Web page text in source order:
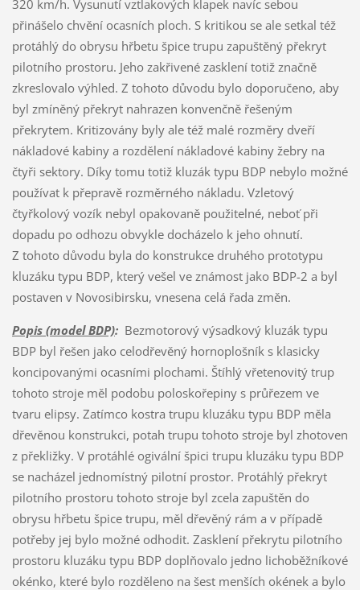
320 km/h. Vysunutí vztlakových klapek navíc sebou
přinášelo chvění ocasních ploch. S kritikou se ale setkal též
protáhlý do obrysu hřbetu špice trupu zapuštěný překryt
pilotního prostoru. Jeho zakřivené zasklení totiž značně
zkreslovalo výhled. Z tohoto důvodu bylo doporučeno, aby
byl zmíněný překryt nahrazen konvenčně řešeným
překrytem. Kritizovány byly ale též malé rozměry dveří
nákladové kabiny a rozdělení nákladové kabiny žebry na
čtyři sektory. Díky tomu totiž kluzák typu BDP nebylo možné
používat k přepravě rozměrného nákladu. Vzletový
čtyřkolový vozík nebyl opakovaně použitelné, neboť při
dopadu po odhozu obvykle docházelo k jeho ohnutí.
Z tohoto důvodu byla do konstrukce druhého prototypu
kluzáku typu BDP, který vešel ve známost jako BDP-2 a byl
postaven v Novosibirsku, vnesena celá řada změn.
Popis (model BDP):Bezmotorový výsadkový kluzák typu
BDP byl řešen jako celodřevěný hornoplošník s klasicky
koncipovanými ocasními plochami. Štíhlý vřetenovitý trup
tohoto stroje měl podobu poloskořepiny s průřezem ve
tvaru elipsy. Zatímco kostra trupu kluzáku typu BDP měla
dřevěnou konstrukci, potah trupu tohoto stroje byl zhotoven
z překližky. V protáhlé ogivální špici trupu kluzáku typu BDP
se nacházel jednomístný pilotní prostor. Protáhlý překryt
pilotního prostoru tohoto stroje byl zcela zapuštěn do
obrysu hřbetu špice trupu, měl dřevěný rám a v případě
potřeby jej bylo možné odhodit. Zasklení překrytu pilotního
prostoru kluzáku typu BDP doplňovalo jedno lichoběžníkové
okénko, které bylo rozděleno na šest menších okének a bylo